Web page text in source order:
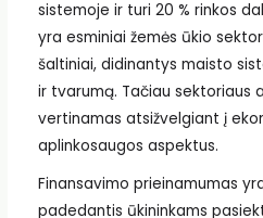
sistemoje ir turi 20 % rinkos
yra esminiai žemės ūkio
šaltiniai, didinantys maisto
ir tvarumą. Tačiau sektoriaus
vertinamas atsižvelgiant į
aplinkosaugos aspektus.
Finansavimo prieinamumas
padedantis ūkininkams